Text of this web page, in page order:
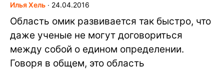
Илья Хель ∙ 24.04.2016
Область омик развивается так быстро, что
даже ученые не могут договориться
между собой о едином определении.
Говоря в общем, это область